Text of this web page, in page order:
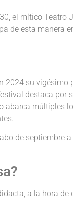
el mítico
de esta manera
2024 su
destaca por
abarca múltiples
de
a la hora